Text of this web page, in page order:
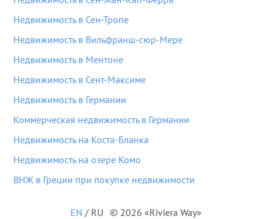
Недвижимость в Сен-Тропе
Недвижимость в Вильфранш-сюр-Мере
Недвижимость в Ментоне
Недвижимость в Сент-Максиме
Недвижимость в Германии
Коммерческая недвижимость в Германии
Недвижимость на Коста-Бланка
Недвижимость на озере Комо
ВНЖ в Греции при покупке недвижимости
EN / RU © 2026 «Riviera Way»